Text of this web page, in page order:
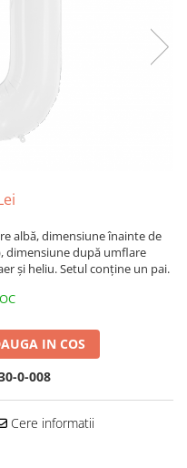
albă, dimensiune înainte de
dimensiune după umflare
și heliu. Setul conține un pai.
IN COS
0-008
Cere informatii